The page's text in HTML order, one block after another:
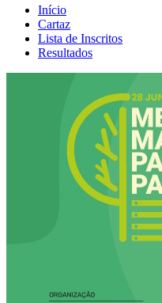
Início
Cartaz
Lista de Inscritos
Resultados